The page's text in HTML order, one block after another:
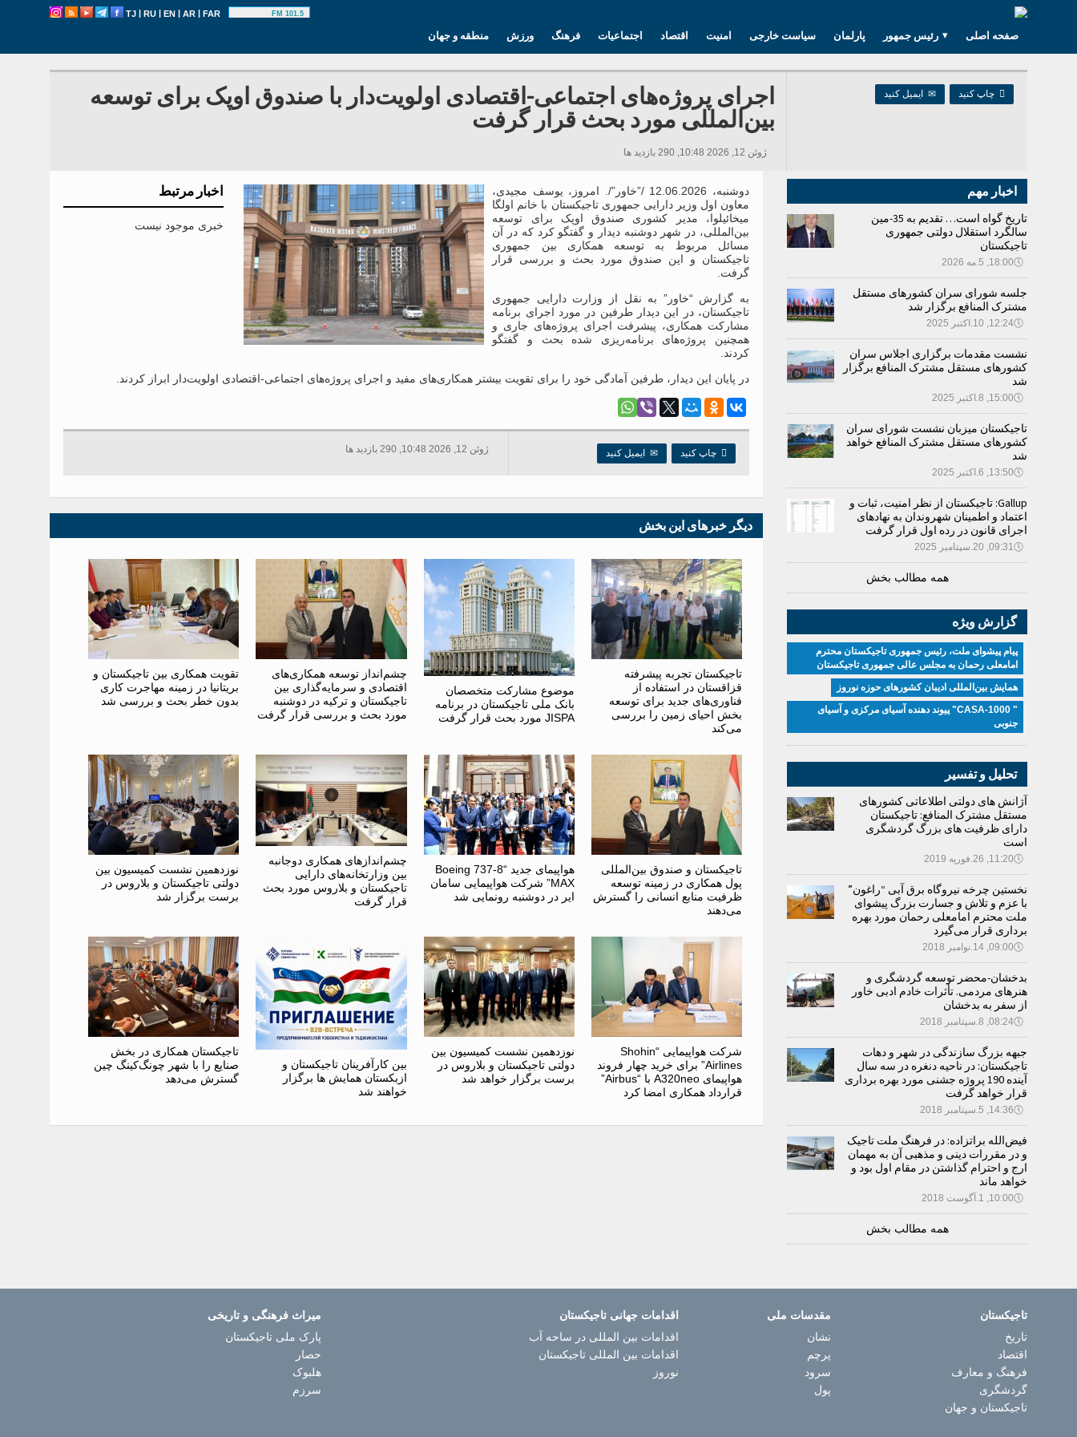
TJ | RU | EN | AR | FAR 101.5 FM
منطقه و جهان ورزش فرهنگ اجتماعیات اقتصاد امنیت سیاست خارجی پارلمان رئیس جمهور صفحه اصلی
 چاپ کنید ✉ ایمیل کنید اجرای پروژه‌های اجتماعی-اقتصادی اولویت‌دار با صندوق اوپک برای توسعه
بین‌المللی مورد بحث قرار گرفت
ژوئن 12, 2026 10:48, 290 بازدید ها
اخبار مرتبط
خبری موجود نیست
دوشنبه، 12.06.2026 /”خاور”/. امروز، یوسف مجیدی،
معاون اول وزیر دارایی جمهوری تاجیکستان با خانم اولگا
میخائیلوا، مدیر کشوری صندوق اوپک برای توسعه
بین‌المللی، در شهر دوشنبه دیدار و گفتگو کرد که در آن
مسائل مربوط به توسعه همکاری بین جمهوری
تاجیکستان و این صندوق مورد بحث و بررسی قرار
گرفت.
به گزارش “خاور” به نقل از وزارت دارایی جمهوری
تاجیکستان، در این دیدار طرفین در مورد اجرای برنامه
مشارکت همکاری، پیشرفت اجرای پروژه‌های جاری و
همچنین پروژه‌های برنامه‌ریزی شده بحث و گفتگو
کردند.
در پایان این دیدار، طرفین آمادگی خود را برای تقویت بیشتر همکاری‌های مفید و اجرای پروژه‌های اجتماعی-اقتصادی اولویت‌دار ابراز کردند.
 چاپ کنید ✉ ایمیل کنید ژوئن 12, 2026 10:48, 290 بازدید ها
دیگر خبرهای این بخش
تاجیکستان تجربه پیشرفته
قزاقستان در استفاده از
فناوری‌های جدید برای توسعه
بخش احیای زمین را بررسی
می‌کند
موضوع مشارکت متخصصان
بانک ملی تاجیکستان در برنامه
JISPA مورد بحث قرار گرفت
چشم‌انداز توسعه همکاری‌های
اقتصادی و سرمایه‌گذاری بین
تاجیکستان و ترکیه در دوشنبه
مورد بحث و بررسی قرار گرفت
تقویت همکاری بین تاجیکستان و
بریتانیا در زمینه مهاجرت کاری
بدون خطر بحث و بررسی شد
تاجیکستان و صندوق بین‌المللی
پول همکاری در زمینه توسعه
ظرفیت منابع انسانی را گسترش
می‌دهند
هواپیمای جدید “Boeing 737-8
MAX” شرکت هواپیمایی سامان
ایر در دوشنبه رونمایی شد
چشم‌اندازهای همکاری دوجانبه
بین وزارتخانه‌های دارایی
تاجیکستان و بلاروس مورد بحث
قرار گرفت
نوزدهمین نشست کمیسیون بین
دولتی تاجیکستان و بلاروس در
برست برگزار شد
شرکت هواپیمایی “Shohin
Airlines” برای خرید چهار فروند
هواپیمای A320neo با “Airbus”
قرارداد همکاری امضا کرد
نوزدهمین نشست کمیسیون بین
دولتی تاجیکستان و بلاروس در
برست برگزار خواهد شد
بین کارآفرینان تاجیکستان و
ازبکستان همایش ها برگزار
خواهند شد
تاجیکستان همکاری در بخش
صنایع را با شهر چونگ‌کینگ چین
گسترش می‌دهد
اخبار مهم
تاریخ گواه است… تقدیم به 35-مین
سالگرد استقلال دولتی جمهوری
تاجیکستان
🕔18:00, 5.مه 2026
جلسه شورای سران کشورهای مستقل
مشترک المنافع برگزار شد
🕔12:24, 10.اکتبر 2025
نشست مقدمات برگزاری اجلاس سران
کشورهای مستقل مشترک المنافع برگزار
شد
🕔15:00, 8.اکتبر 2025
تاجیکستان میزبان نشست شورای سران
کشورهای مستقل مشترک المنافع خواهد
شد
🕔13:50, 6.اکتبر 2025
Gallup: تاجیکستان از نظر امنیت، ثبات و
اعتماد و اطمینان شهروندان به نهادهای
اجرای قانون در رده اول قرار گرفت
🕔09:31, 20.سپتامبر 2025
همه مطالب بخش
گزارش ویژه
پیام پیشوای ملت، رئیس جمهوری تاجیکستان محترم
امامعلی رحمان به مجلس عالی جمهوری تاجیکستان
همایش بین‌المللی ادیبان کشور‌های حوزه نوروز
" CASA-1000" پیوند دهنده آسیای مرکزی و آسیای
جنوبی
تحلیل و تفسیر
آژانش های دولتی اطلاعاتی کشورهای
مستقل مشترک المنافع: تاجیکستان
دارای ظرفیت های بزرگ گردشگری
است
🕔11:20, 26.فوریه 2019
نخستین چرخه نیروگاه برق آبی “راغون”
با عزم و تلاش و جسارت بزرگ پیشوای
ملت محترم امامعلی رحمان مورد بهره
برداری قرار می‌گیرد
🕔09:00, 14.نوامبر 2018
بدخشان-محضر توسعه گردشگری و
هنرهای مردمی. تأثرات خادم ادبی خاور
از سفر به بدخشان
🕔08:24, 8.سپتامبر 2018
جبهه بزرگ سازندگی در شهر و دهات
تاجیکستان: در ناحیه دنغره در سه سال
آینده 190 پروژه جشنی مورد بهره برداری
قرار خواهد گرفت
🕔14:36, 5.سپتامبر 2018
فیض‌الله براتزاده: در فرهنگ ملت تاجیک
و در مقررات دینی و مذهبی آن به مهمان
ارج و احترام گذاشتن در مقام اول بود و
خواهد ماند
🕔10:00, 1.آگوست 2018
همه مطالب بخش
تاجیکستان
تاریخ
اقتصاد
فرهنگ و معارف
گردشگری
تاجیکستان و جهان
مقدسات ملی
نشان
پرچم
سرود
پول
اقدامات جهانی تاجیکستان
اقدامات بین المللی در ساحه آب
اقدامات بین المللی تاجیکستان
نوروز
میراث فرهنگی و تاریخی
پارک ملی تاجیکستان
حصار
هلبوک
سرزم